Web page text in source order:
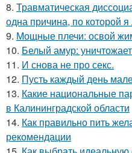
8. Травматическая
одна причина, по которой
9. Мощные плечи: освой
10. Белый амур:
11. И снова не про секс.
12. Пусть каждый день
13. Какие национальные
в Калининградской области
14. Как правильно пить
рекомендации